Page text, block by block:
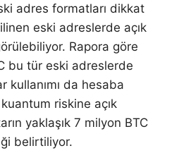
adres formatları dikkat
eski adreslerde açık
Rapora göre
bu tür eski adreslerde
kullanımı da hesaba
riskine açık
yaklaşık 7 milyon BTC
belirtiliyor.